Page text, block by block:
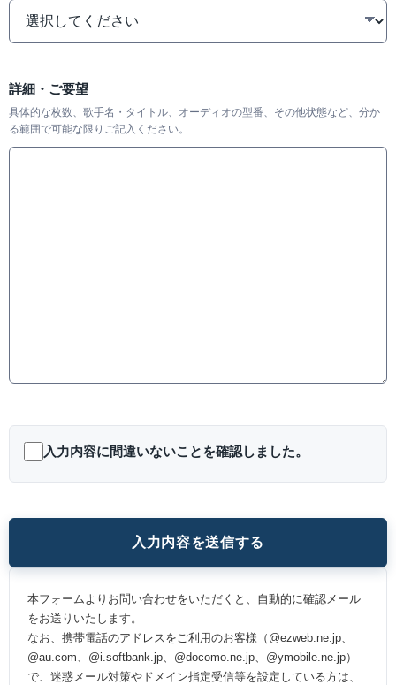
詳細・ご要望
具体的な枚数、歌手名・タイトル、オーディオの型番、その他状態など、分か
る範囲で可能な限りご記入ください。
入力内容に間違いないことを確認しました。
本フォームよりお問い合わせをいただくと、自動的に確認メール
をお送りいたします。
なお、携帯電話のアドレスをご利用のお客様（@ezweb.ne.jp、
@au.com、@i.softbank.jp、@docomo.ne.jp、@ymobile.ne.jp）
で、迷惑メール対策やドメイン指定受信等を設定している方は、